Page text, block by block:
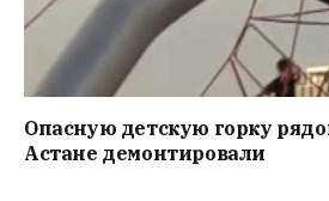
Опасную детскую горку
Астане демонтировали